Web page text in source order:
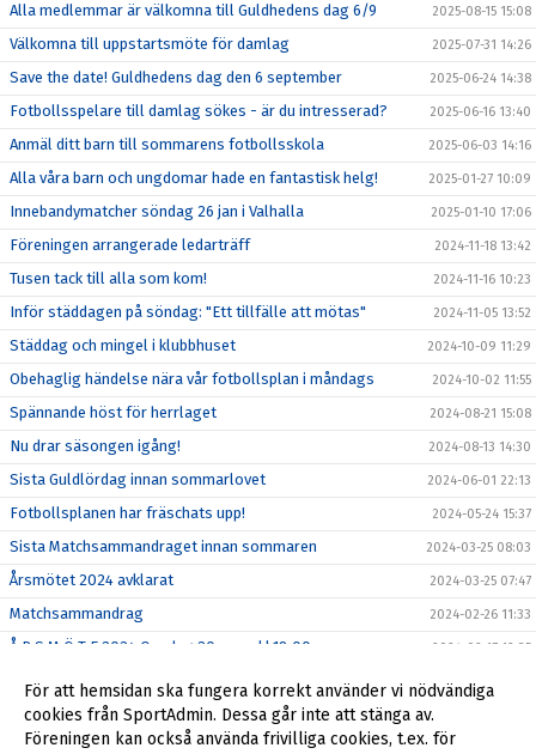
Alla medlemmar är välkomna till Guldhedens dag 6/9 2025-08-15 15:08
Välkomna till uppstartsmöte för damlag 2025-07-31 14:26
Save the date! Guldhedens dag den 6 september 2025-06-24 14:38
Fotbollsspelare till damlag sökes - är du intresserad? 2025-06-16 13:40
Anmäl ditt barn till sommarens fotbollsskola 2025-06-03 14:16
Alla våra barn och ungdomar hade en fantastisk helg! 2025-01-27 10:09
Innebandymatcher söndag 26 jan i Valhalla 2025-01-10 17:06
Föreningen arrangerade ledarträff 2024-11-18 13:42
Tusen tack till alla som kom! 2024-11-16 10:23
Inför städdagen på söndag: "Ett tillfälle att mötas" 2024-11-05 13:52
Städdag och mingel i klubbhuset 2024-10-09 11:29
Obehaglig händelse nära vår fotbollsplan i måndags 2024-10-02 11:55
Spännande höst för herrlaget 2024-08-21 15:08
Nu drar säsongen igång! 2024-08-13 14:30
Sista Guldlördag innan sommarlovet 2024-06-01 22:13
Fotbollsplanen har fräschats upp! 2024-05-24 15:37
Sista Matchsammandraget innan sommaren 2024-03-25 08:03
Årsmötet 2024 avklarat 2024-03-25 07:47
Matchsammandrag 2024-02-26 11:33
Å R S M Ö T E 2024 Onsdag 20 mars kl.18:00 2024-02-17 12:35
Vår meste Guldheding Ralf Olsson har lämnat oss! 2023-12-22 15:11
Vi byter Innebandy mot Fotboll
"De är ju han i affären" 2021-12-06 14:36
För att hemsidan ska fungera korrekt använder vi nödvändiga
cookies från SportAdmin. Dessa går inte att stänga av.
Föreningen kan också använda frivilliga cookies, t.ex. för